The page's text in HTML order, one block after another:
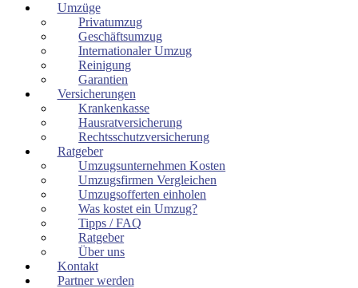
Umzüge
Privatumzug
Geschäftsumzug
Internationaler Umzug
Reinigung
Garantien
Versicherungen
Krankenkasse
Hausratversicherung
Rechtsschutzversicherung
Ratgeber
Umzugsunternehmen Kosten
Umzugsfirmen Vergleichen
Umzugsofferten einholen
Was kostet ein Umzug?
Tipps / FAQ
Ratgeber
Über uns
Kontakt
Partner werden